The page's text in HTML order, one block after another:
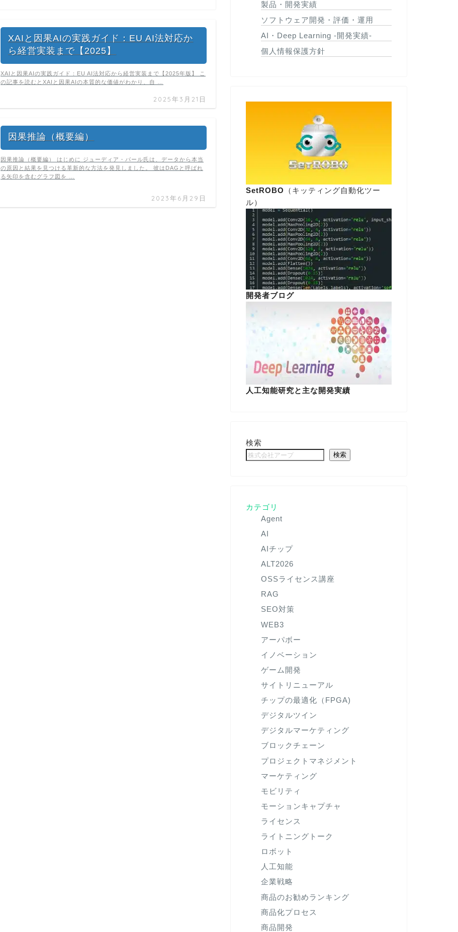
XAIと因果AIの実践ガイド：EU AI法対応か
ら経営実装まで【2025】
2025年3月21日
XAIと因果AIの実践ガイド：EU AI法対応から経営実装まで【2025年版】 こ
の記事を読むとXAIと因果AIの本質的な価値がわかり、自 …
因果推論（概要編）
2023年6月29日
因果推論（概要編） はじめに ジューディア・パール氏は、データから本当
の原因と結果を見つける革新的な方法を発見しました。 彼はDAGと呼ばれ
る矢印を含むグラフ図を …
製品・開発実績
ソフトウェア開発・評価・運用
AI・Deep Learning -開発実績-
個人情報保護方針
SetROBO
（キッティング自動化ツー
ル）
開発者ブログ
人工知能研究と主な開発実績
検索
検索
カテゴリ
Agent
AI
AIチップ
ALT2026
OSSライセンス講座
RAG
SEO対策
WEB3
アーパボー
イノベーション
ゲーム開発
サイトリニューアル
チップの最適化（FPGA)
デジタルツイン
デジタルマーケティング
ブロックチェーン
プロジェクトマネジメント
マーケティング
モビリティ
モーションキャプチャ
ライセンス
ライトニングトーク
ロボット
人工知能
企業戦略
商品のお勧めランキング
商品化プロセス
商品開発